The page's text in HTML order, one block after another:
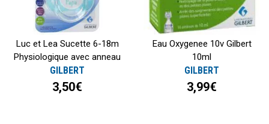
Luc et Lea Sucette 6-18m
Physiologique avec anneau
GILBERT
3,50€
Eau Oxygenee 10v Gilbert
10ml
GILBERT
3,99€